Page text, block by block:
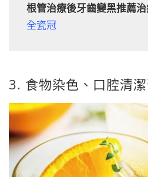
根管治療後牙齒變黑推薦治
全瓷冠
3. 食物染色、口腔清